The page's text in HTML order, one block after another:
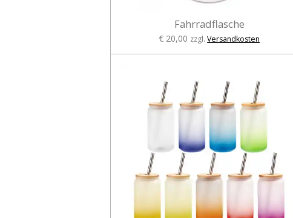
Fahrradflasche
€ 20,00 zzgl.Versandkosten